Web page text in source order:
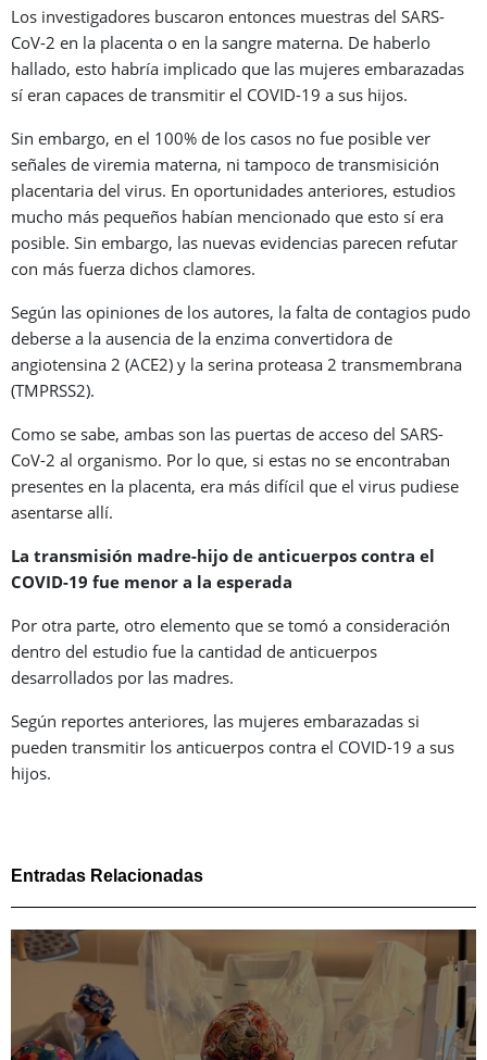
Los investigadores buscaron entonces muestras del SARS-
CoV-2 en la placenta o en la sangre materna. De haberlo
hallado, esto habría implicado que las mujeres embarazadas
sí eran capaces de transmitir el COVID-19 a sus hijos.
Sin embargo, en el 100% de los casos no fue posible ver
señales de viremia materna, ni tampoco de transmisición
placentaria del virus. En oportunidades anteriores, estudios
mucho más pequeños habían mencionado que esto sí era
posible. Sin embargo, las nuevas evidencias parecen refutar
con más fuerza dichos clamores.
Según las opiniones de los autores, la falta de contagios pudo
deberse a la ausencia de la enzima convertidora de
angiotensina 2 (ACE2) y la serina proteasa 2 transmembrana
(TMPRSS2).
Como se sabe, ambas son las puertas de acceso del SARS-
CoV-2 al organismo. Por lo que, si estas no se encontraban
presentes en la placenta, era más difícil que el virus pudiese
asentarse allí.
La transmisión madre-hijo de anticuerpos contra el
COVID-19 fue menor a la esperada
Por otra parte, otro elemento que se tomó a consideración
dentro del estudio fue la cantidad de anticuerpos
desarrollados por las madres.
Según reportes anteriores, las mujeres embarazadas si
pueden transmitir los anticuerpos contra el COVID-19 a sus
hijos.
Entradas Relacionadas